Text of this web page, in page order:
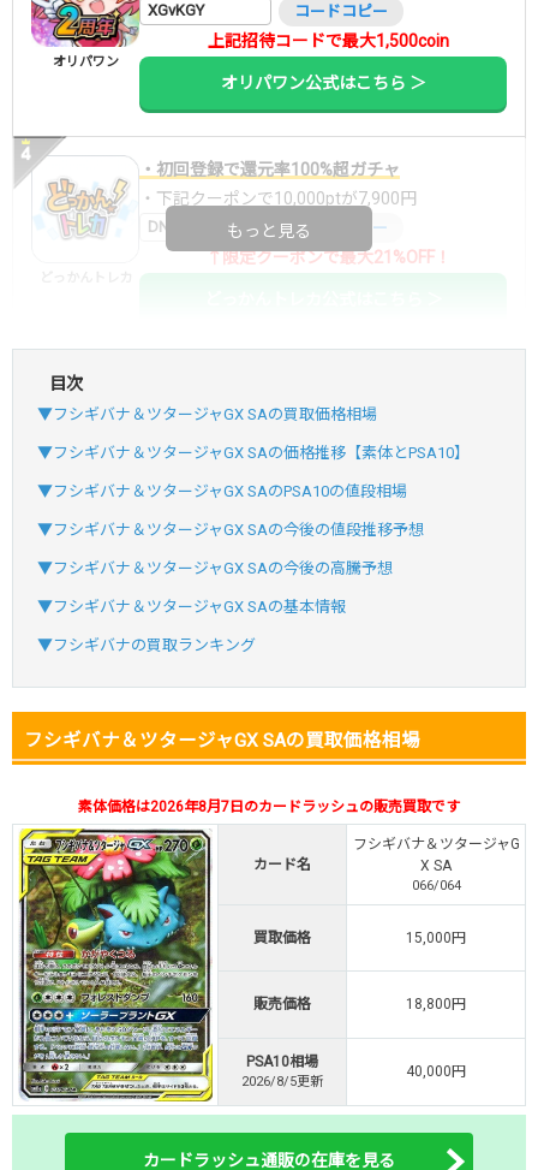
オリパワン
XGvKGY コードコピー
上記招待コードで最大1,500coin
オリパワン公式はこちら ＞
・初回登録で還元率100%超ガチャ
・下記クーポンで10,000ptが7,900円
DNGBIF4X コードコピー
↑限定クーポンで最大21%OFF！
おりパンダ
・新規登録で6種類アド確解禁
SVGC7P コードコピー
オリパスタジアム
・atone・ペイディ対応！
オリくじ
・初回購入は500coinが50円
TVCM記念！激熱イベント開催中
オリくじ公式はこちら ＞
TORAオリパ
・リリース1周年イベント開催中！
・新規登録で最大90%OFF
TORAオリパ公式はこちら ＞
もっと見る
目次
▼フシギバナ＆ツタージャGX SAの買取価格相場
▼フシギバナ＆ツタージャGX SAの価格推移【素体とPSA10】
▼フシギバナ＆ツタージャGX SAのPSA10の値段相場
▼フシギバナ＆ツタージャGX SAの今後の値段推移予想
▼フシギバナ＆ツタージャGX SAの今後の高騰予想
▼フシギバナ＆ツタージャGX SAの基本情報
▼フシギバナの買取ランキング
フシギバナ＆ツタージャGX SAの買取価格相場
素体価格は2026年8月7日のカードラッシュの販売買取です
カード名
フシギバナ＆ツタージャG
X SA
066/064
買取価格 15,000円
販売価格 18,800円
PSA10相場
2026/8/5更新
40,000円
カードラッシュ通販の在庫を見る